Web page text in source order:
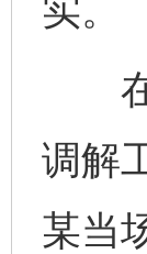
实。
在
调解
某当